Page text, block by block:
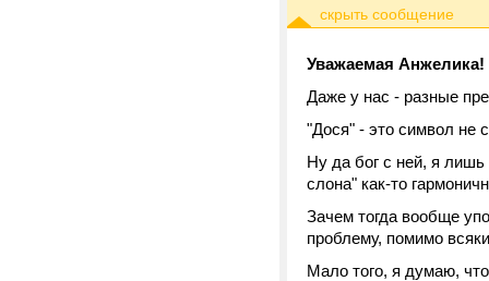
Уважаемая Анжелика!
Даже у нас - разные
"Дося" - это символ не
Ну да бог с ней, я лишь
слона" как-то
Зачем тогда вообще
проблему, помимо
Мало того, я думаю,